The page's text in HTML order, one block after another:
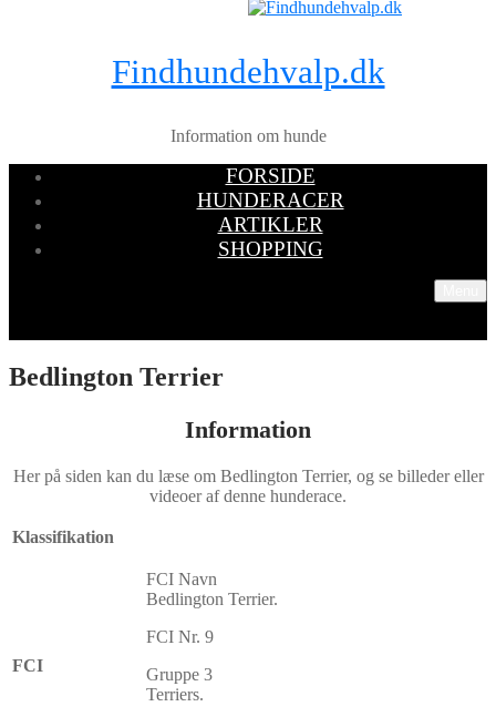
Findhundehvalp.dk
Information om hunde
FORSIDE
HUNDERACER
ARTIKLER
SHOPPING
Bedlington Terrier
Information
Her på siden kan du læse om Bedlington Terrier, og se billeder eller
videoer af denne hunderace.
Klassifikation
FCI
FCI Navn
Bedlington Terrier.
FCI Nr. 9
Gruppe 3
Terriers.